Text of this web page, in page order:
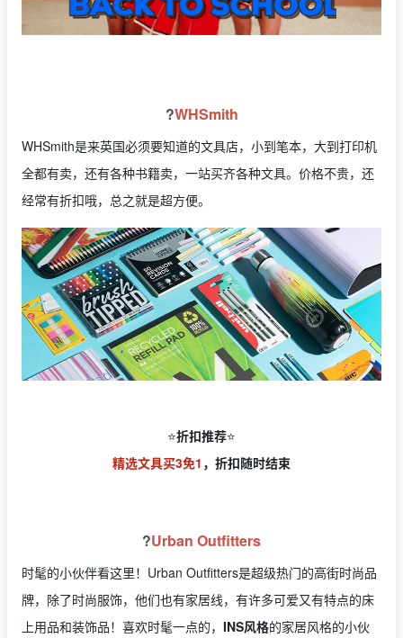
?WHSmith
WHSmith是来英国必须要知道的文具店，小到笔本，大到打印机
全都有卖，还有各种书籍卖，一站买齐各种文具。价格不贵，还
经常有折扣哦，总之就是超方便。
⭐️折扣推荐⭐️
精选文具买3免1 ，折扣随时结束
?Urban Outfitters
时髦的小伙伴看这里！Urban Outfitters是超级热门的高街时尚品
牌，除了时尚服饰，他们也有家居线，有许多可爱又有特点的床
上用品和装饰品！喜欢时髦一点的， INS风格的家居风格的小伙